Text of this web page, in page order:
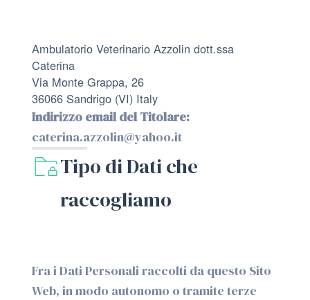
Ambulatorio Veterinario Azzolin dott.ssa
Caterina
Via Monte Grappa, 26
36066 Sandrigo (VI) Italy
Indirizzo email del Titolare:
caterina.azzolin@yahoo.it
Tipo di Dati che
raccogliamo
Fra i Dati Personali raccolti da questo Sito
Web, in modo autonomo o tramite terze